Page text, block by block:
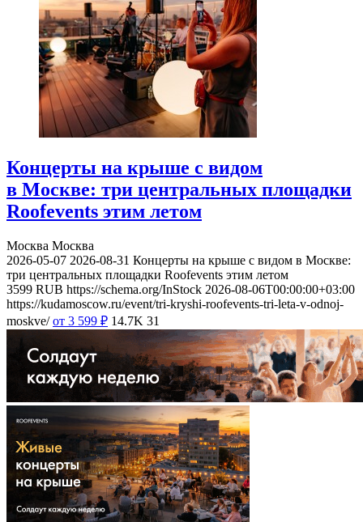
Концерты на крыше с видом
в Москве: три центральных площадки
Roofevents этим летом
Москва Москва
2026-05-07 2026-08-31 Концерты на крыше с видом в Москве:
три центральных площадки Roofevents этим летом
3599 RUB https://schema.org/InStock 2026-08-06T00:00:00+03:00
https://kudamoscow.ru/event/tri-kryshi-roofevents-tri-leta-v-odnoj-
moskve/ от 3 599 ₽ 14.7K 31